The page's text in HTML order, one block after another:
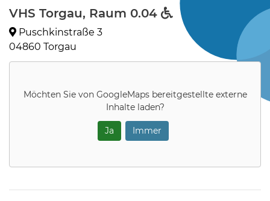
VHS Torgau, Raum 0.04
Puschkinstraße 3
04860 Torgau
Möchten Sie von GoogleMapsbereitgestellte externe
Inhalte laden?
Ja Immer